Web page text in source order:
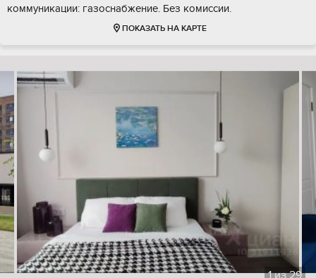
коммуникации: газоснабжение. Без комиссии.
ПОКАЗАТЬ НА КАРТЕ